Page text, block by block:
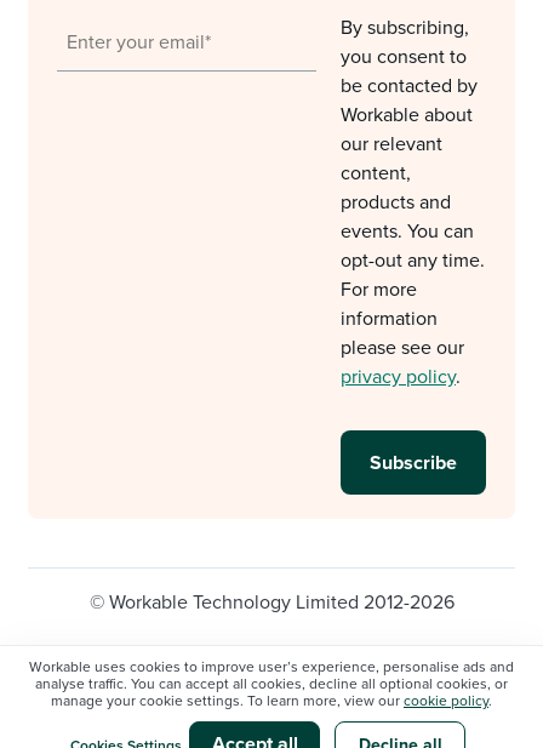
Workable uses cookies to improve user’s experience, personalise ads and
analyse traffic. You can accept all cookies, decline all optional cookies, or
manage your cookie settings. To learn more, view our cookie policy.
By subscribing,
you consent to
be contacted by
Workable about
our relevant
content,
products and
events. You can
opt-out any time.
For more
information
please see our
privacy policy.
© Workable Technology Limited 2012-2026
Privacy policy
Cookie Settings
Do not sell/share my personal information
Modern slavery statement